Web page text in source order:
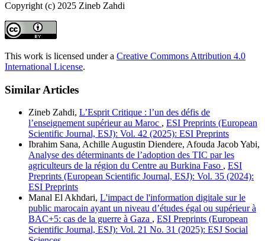
Copyright (c) 2025 Zineb Zahdi
This work is licensed under a Creative Commons Attribution 4.0
International License.
Similar Articles
Zineb Zahdi, L’Esprit Critique : l’un des défis de
l’enseignement supérieur au Maroc , ESI Preprints (European
Scientific Journal, ESJ): Vol. 42 (2025): ESI Preprints
Ibrahim Sana, Achille Augustin Diendere, Afouda Jacob Yabi,
Analyse des déterminants de l’adoption des TIC par les
agriculteurs de la région du Centre au Burkina Faso , ESI
Preprints (European Scientific Journal, ESJ): Vol. 35 (2024):
ESI Preprints
Manal El Akhdari, L'impact de l'information digitale sur le
public marocain ayant un niveau d’études égal ou supérieur à
BAC+5: cas de la guerre à Gaza , ESI Preprints (European
Scientific Journal, ESJ): Vol. 21 No. 31 (2025): ESJ Social